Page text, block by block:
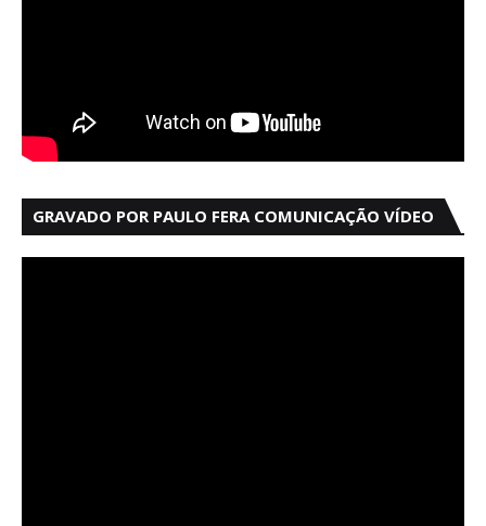
GRAVADO POR PAULO FERA COMUNICAÇÃO VÍDEO